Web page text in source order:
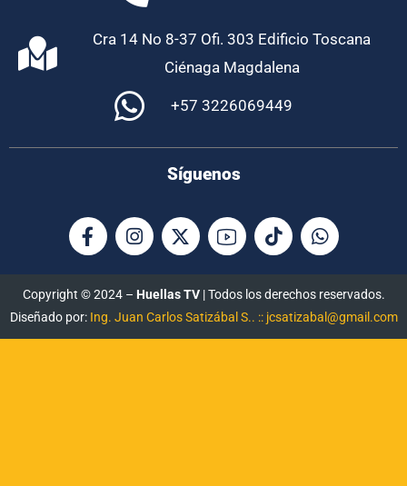
Cra 14 No 8-37 Ofi. 303 Edificio Toscana
Ciénaga Magdalena
+57 3226069449
Síguenos
Copyright © 2024 – Huellas TV| Todos los derechos reservados.
Diseñado por: Ing. Juan Carlos Satizábal S.. :: jcsatizabal@gmail.com